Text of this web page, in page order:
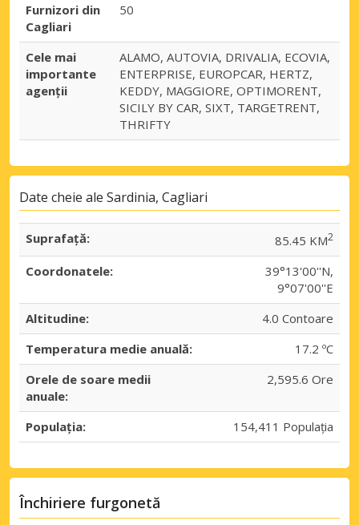
Furnizori din
Cagliari
50
Cele mai
importante
agenții
ALAMO, AUTOVIA, DRIVALIA, ECOVIA,
ENTERPRISE, EUROPCAR, HERTZ,
KEDDY, MAGGIORE, OPTIMORENT,
SICILY BY CAR, SIXT, TARGETRENT,
THRIFTY
Date cheie ale Sardinia, Cagliari
Suprafaţă: 85.45 KM2
Coordonatele:
39°13'00''N,
9°07'00''E
Altitudine:
4.0 Contoare
Temperatura medie anuală:
17.2 ºC
Orele de soare medii
anuale:
2,595.6 Ore
Populația: 154,411 Populația
Închiriere furgonetă